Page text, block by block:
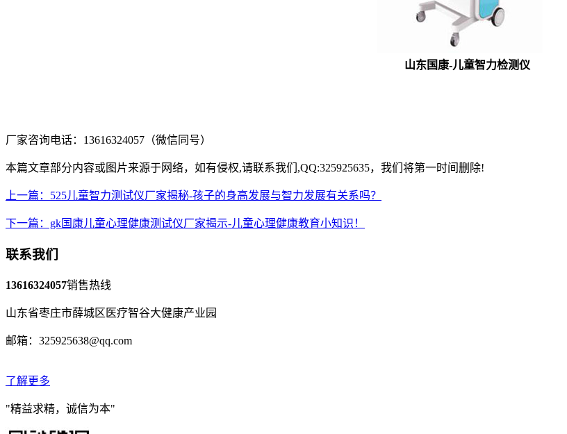
山东国康-儿童智力检测仪
厂家咨询电话：13616324057（微信同号）
本篇文章部分内容或图片来源于网络，如有侵权,请联系我们,QQ:325925635，我们将第一时间删除!
上一篇：525儿童智力测试仪厂家揭秘-孩子的身高发展与智力发展有关系吗？
下一篇：gk国康儿童心理健康测试仪厂家揭示-儿童心理健康教育小知识！
联系我们
13616324057销售热线
山东省枣庄市薛城区医疗智谷大健康产业园
邮箱：325925638@qq.com
了解更多
"精益求精，诚信为本"